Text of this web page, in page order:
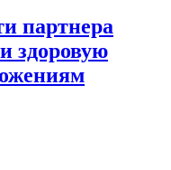
партнера
здоровую